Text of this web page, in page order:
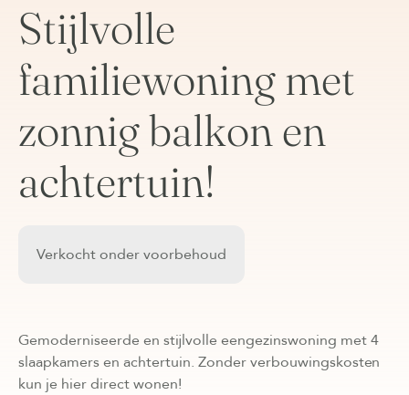
Stijlvolle
familiewoning met
zonnig balkon en
achtertuin!
Verkocht onder voorbehoud
Gemoderniseerde en stijlvolle eengezinswoning met 4
slaapkamers en achtertuin. Zonder verbouwingskosten
kun je hier direct wonen!